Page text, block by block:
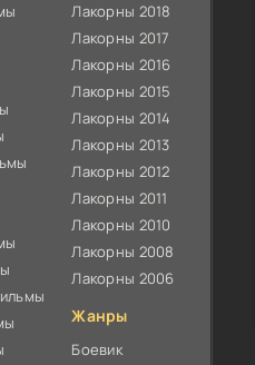
Лакорны 2018
Лакорны 2017
Лакорны 2016
Лакорны 2015
Лакорны 2014
Лакорны 2013
Лакорны 2012
Лакорны 2011
Лакорны 2010
Лакорны 2008
Лакорны 2006
Жанры
Боевик